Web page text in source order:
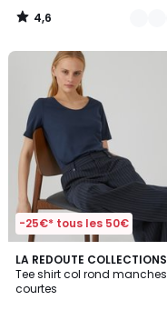
4,6
/
-25€* tous les 50€
LA REDOUTE COLLECTIONS
Tee shirt col rond manches
courtes
4,6
/ 5